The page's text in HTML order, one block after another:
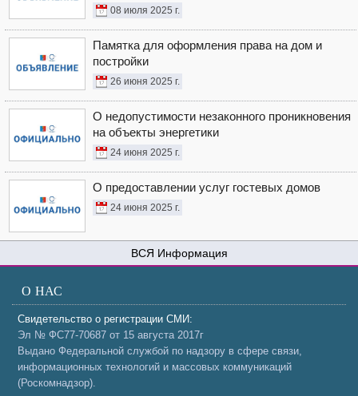
08 июля 2025 г.
Памятка для оформления права на дом и
постройки
26 июня 2025 г.
О недопустимости незаконного проникновения
на объекты энергетики
24 июня 2025 г.
О предоставлении услуг гостевых домов
24 июня 2025 г.
Информация
О НАС
Свидетельство о регистрации СМИ:
Эл № ФС77-70687 от 15 августа 2017г
Выдано Федеральной службой по надзору в сфере связи,
информационных технологий и массовых коммуникаций
(Роскомнадзор).